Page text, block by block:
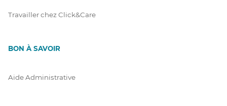
Travailler chez Click&Care
BON À SAVOIR
Aide Administrative